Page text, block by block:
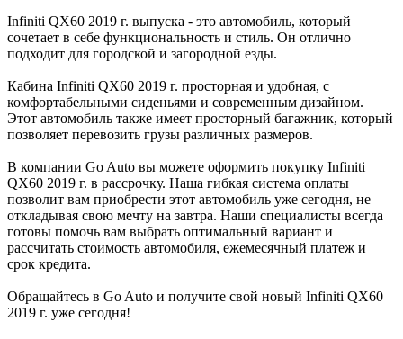
Infiniti QX60 2019 г. выпуска - это автомобиль, который
сочетает в себе функциональность и стиль. Он отлично
подходит для городской и загородной езды.
Кабина Infiniti QX60 2019 г. просторная и удобная, с
комфортабельными сиденьями и современным дизайном.
Этот автомобиль также имеет просторный багажник, который
позволяет перевозить грузы различных размеров.
В компании Go Auto вы можете оформить покупку Infiniti
QX60 2019 г. в рассрочку. Наша гибкая система оплаты
позволит вам приобрести этот автомобиль уже сегодня, не
откладывая свою мечту на завтра. Наши специалисты всегда
готовы помочь вам выбрать оптимальный вариант и
рассчитать стоимость автомобиля, ежемесячный платеж и
срок кредита.
Обращайтесь в Go Auto и получите свой новый Infiniti QX60
2019 г. уже сегодня!